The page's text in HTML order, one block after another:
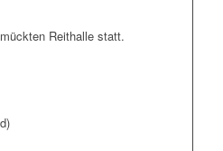
Reithalle statt.